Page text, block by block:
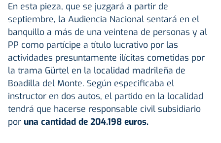
En esta pieza, que se juzgará a partir de
septiembre, la Audiencia Nacional sentará en el
banquillo a más de una veintena de personas y al
PP como partícipe a título lucrativo por las
actividades presuntamente ilícitas cometidas por
la trama Gürtel en la localidad madrileña de
Boadilla del Monte. Según especificaba el
instructor en dos autos, el partido en la localidad
tendrá que hacerse responsable civil subsidiario
por una cantidad de 204.198 euros.